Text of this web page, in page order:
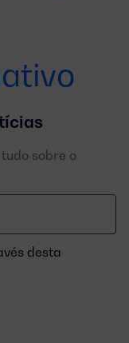
sobre o
desta